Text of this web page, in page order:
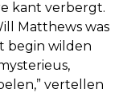
kant verbergt.
Matthews was
begin wilden
vertellen